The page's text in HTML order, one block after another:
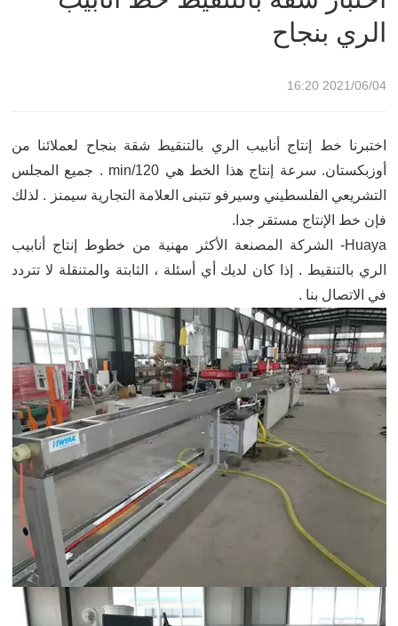
الري بنجاح
2021/06/04 16:20
اختبرنا خط إنتاج أنابيب الري بالتنقيط شقة بنجاح لعملائنا من
أوزبكستان. سرعة إنتاج هذا الخط هي 120/min . جميع المجلس
التشريعي الفلسطيني وسيرفو تتبنى العلامة التجارية سيمنز . لذلك
فإن خط الإنتاج مستقر جدا.
Huaya- الشركة المصنعة الأكثر مهنية من خطوط إنتاج أنابيب
الري بالتنقيط . إذا كان لديك أي أسئلة ، الثابتة والمتنقلة لا تتردد
في الاتصال بنا .